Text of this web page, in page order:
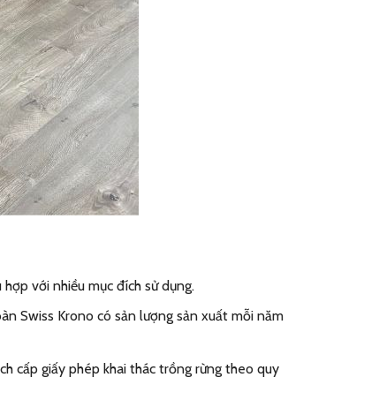
với nhiều mục đích sử dụng.
Swiss Krono có sản lượng sản xuất mỗi năm
cấp giấy phép khai thác trồng rừng theo quy